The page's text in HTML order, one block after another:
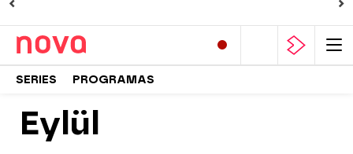
SERIES PROGRAMAS
Eylül